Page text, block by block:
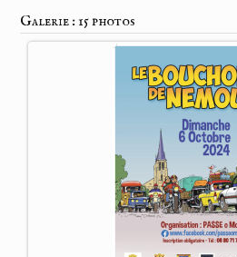
Galerie : 15 photos